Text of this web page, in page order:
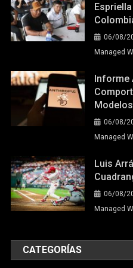
06/08/
Managed
Informe
06/08/
Managed
Luis
06/08/
Managed
CATEGORÍAS